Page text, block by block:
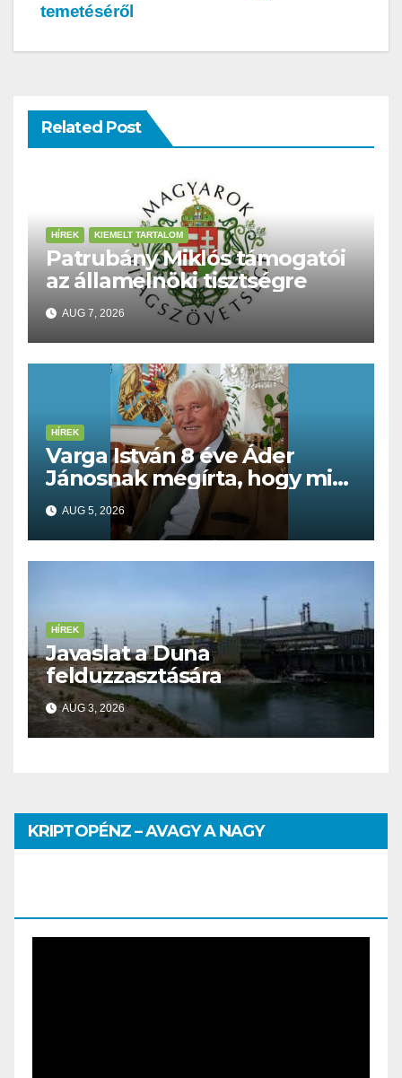
temetéséről
Related Post
HÍREK KIEMELT TARTALOM
Patrubány Miklós támogatói
az államelnöki tisztségre
AUG 7, 2026
HÍREK
Varga István 8 éve Áder
Jánosnak megírta, hogy mit
kell tennünk a Dunával
AUG 5, 2026
HÍREK
Javaslat a Duna
felduzzasztására
AUG 3, 2026
KRIPTOPÉNZ – AVAGY A NAGY